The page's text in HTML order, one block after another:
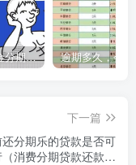
【招商】用现金分期提额，额度直上6万
下一篇
分期乐的贷款是否可
消费分期贷款还款处